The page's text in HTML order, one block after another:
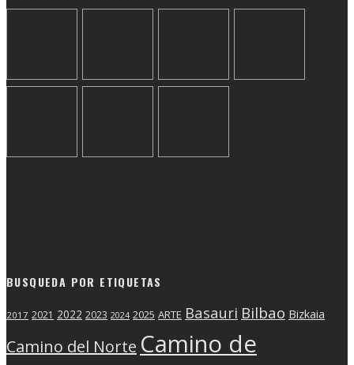
BUSQUEDA POR ETIQUETAS
2017 2021 2022 2023 2024 2025 ARTE Basauri Bilbao Bizkaia
Camino del Norte Camino de